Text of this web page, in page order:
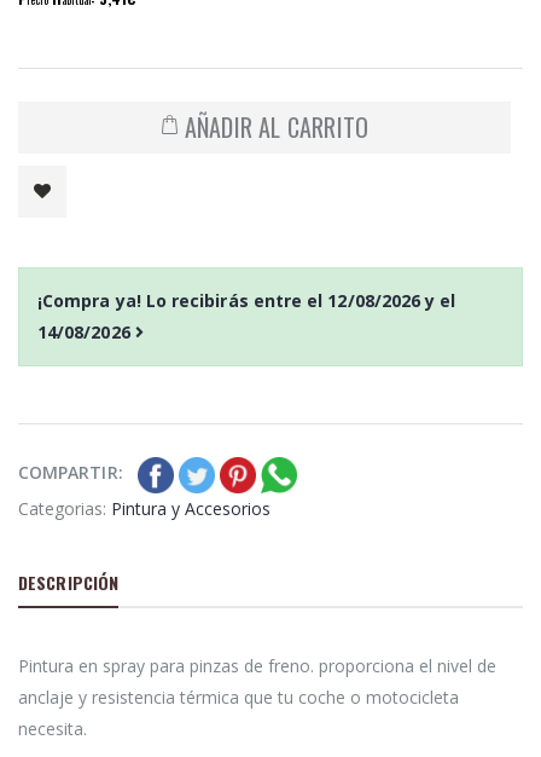
AÑADIR AL CARRITO
¡Compra ya! Lo recibirás entre el 12/08/2026y el
14/08/2026
COMPARTIR:
Categorias: Pintura y Accesorios
DESCRIPCIÓN
Pintura en spray para pinzas de freno. proporciona el nivel de
anclaje y resistencia térmica que tu coche o motocicleta
necesita.